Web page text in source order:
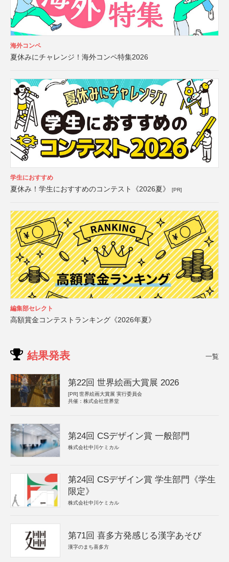
海外コンペ
夏休みにチャレンジ！海外コンペ特集2026
学生におすすめ
夏休み！学生におすすめのコンテスト《2026夏》 [PR]
編集部セレクト
高額賞金コンテストランキング《2026年夏》
結果発表 一覧
第22回 世界絵画大賞展 2026
[PR] 世界絵画大賞展 実行委員会
共催：株式会社世界堂
第24回 CSデザイン賞 一般部門
株式会社中川ケミカル
第24回 CSデザイン賞 学生部門《学生
限定》
株式会社中川ケミカル
第71回 喜多方発感じる漢字あそび
漢字のまち喜多方